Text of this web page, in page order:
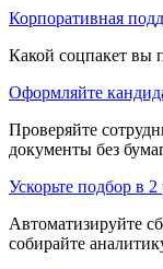
Корпоративная
Какой соцпакет вы
Оформляйте
Проверяйте
документы без
Ускорьте подбор в 2
Автоматизируйте
собирайте